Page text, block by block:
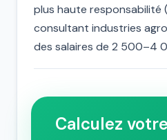
plus haute responsabilité
consultant industries
des salaires de 2 500–4
Calculez